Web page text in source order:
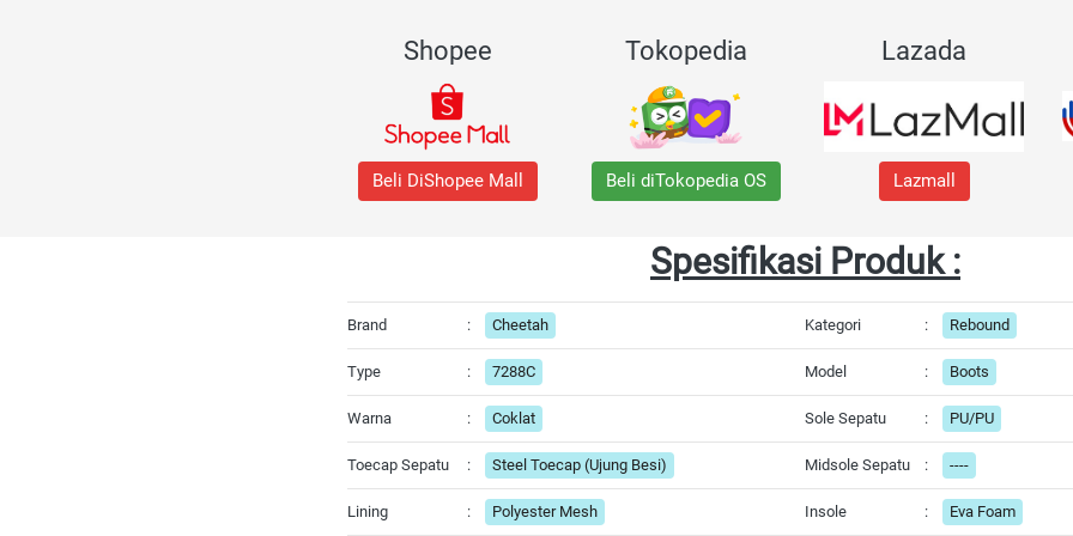
Shopee
Beli DiShopee Mall
Tokopedia
Beli diTokopedia OS
Lazada
Lazmall
Spesifikasi Produk :
Brand : Cheetah Kategori : Rebound
Type : 7288C Model : Boots
Warna : Coklat Sole Sepatu : PU/PU
Toecap Sepatu : Steel Toecap (Ujung Besi) Midsole Sepatu : ----
Lining : Polyester Mesh Insole : Eva Foam